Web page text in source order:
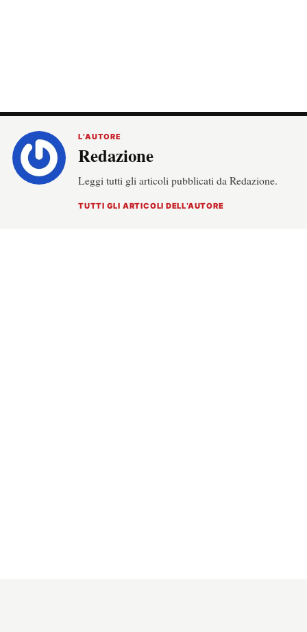
L’AUTORE
Redazione
Leggi tutti gli articoli pubblicati da Redazione.
TUTTI GLI ARTICOLI DELL’AUTORE